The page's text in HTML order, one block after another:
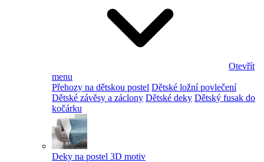
Otevřít
menu
Přehozy na dětskou postel Dětské ložní povlečení
Dětské závěsy a záclony Dětské deky Dětský fusak do
kočárku
Deky na postel 3D motiv